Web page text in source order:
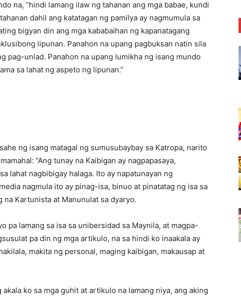
na, “hindi lamang ilaw ng tahanan ang mga babae, kundi
dahil ang katatagan ng pamilya ay nagmumula sa
bigyan din ang mga kababaihan ng kapanatagang
lipunan. Panahon na upang pagbuksan natin sila
pag-unlad. Panahon na upang lumikha ng isang mundo
sa lahat ng aspeto ng lipunan.”
ng isang matagal ng sumusubaybay sa Katropa, narito
”Ang tunay na Kaibigan ay nagpapasaya,
lahat nagbibigay halaga. Ito ay napatunayan ng
nagmula ito ay pinag-isa, binuo at pinatatag ng isa sa
Kartunista at Manunulat sa dyaryo.
pa lamang sa isa sa unibersidad sa Maynila, at magpa-
pa din ng mga artikulo, na sa hindi ko inaakala ay
makita ng personal, maging kaibigan, makausap at
ko sa mga guhit at artikulo na lamang niya, ang aking